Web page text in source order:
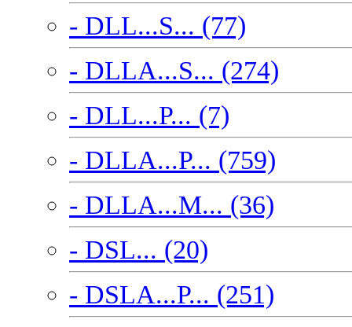
- DLL...S... (77)
- DLLA...S... (274)
- DLL...P... (7)
- DLLA...P... (759)
- DLLA...M... (36)
- DSL... (20)
- DSLA...P... (251)